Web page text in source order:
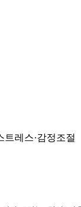
트레스·감정조절